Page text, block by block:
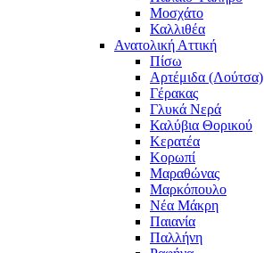
Μοσχάτο
Καλλιθέα
Ανατολική Αττική
Πίσω
Αρτέμιδα (Λούτσα)
Γέρακας
Γλυκά Νερά
Καλύβια Θορικού
Κερατέα
Κορωπί
Μαραθώνας
Μαρκόπουλο
Νέα Μάκρη
Παιανία
Παλλήνη